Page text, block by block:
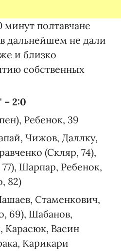
минут полтавчане
дальнейшем не дали
и близко
собственных
– 2:0
Ребенок, 39
Чижов, Даллку,
(Скляр, 74),
Шарпар, Ребенок,
82)
Стаменкович,
69), Шабанов,
Карасюк, Васин
Карикари